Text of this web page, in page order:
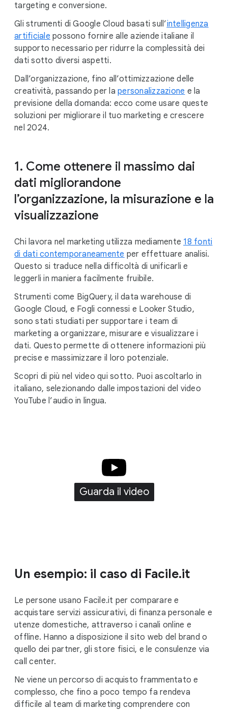
targeting e conversione.
Gli strumenti di Google Cloud basati sull’intelligenza
artificiale possono fornire alle aziende italiane il
supporto necessario per ridurre la complessità dei
dati sotto diversi aspetti.
Dall’organizzazione, fino all’ottimizzazione delle
creatività, passando per la personalizzazione e la
previsione della domanda: ecco come usare queste
soluzioni per migliorare il tuo marketing e crescere
nel 2024.
1. Come ottenere il massimo dai
dati migliorandone
l’organizzazione, la misurazione e la
visualizzazione
Chi lavora nel marketing utilizza mediamente 18 fonti
di dati contemporaneamente per effettuare analisi.
Questo si traduce nella difficoltà di unificarli e
leggerli in maniera facilmente fruibile.
Strumenti come BigQuery, il data warehouse di
Google Cloud, e Fogli connessi e Looker Studio,
sono stati studiati per supportare i team di
marketing a organizzare, misurare e visualizzare i
dati. Questo permette di ottenere informazioni più
precise e massimizzare il loro potenziale.
Scopri di più nel video qui sotto. Puoi ascoltarlo in
italiano, selezionando dalle impostazioni del video
YouTube l’audio in lingua.
Guarda il video
Un esempio: il caso di Facile.it
Le persone usano Facile.it per comparare e
acquistare servizi assicurativi, di finanza personale e
utenze domestiche, attraverso i canali online e
offline. Hanno a disposizione il sito web del brand o
quello dei partner, gli store fisici, e le consulenze via
call center.
Ne viene un percorso di acquisto frammentato e
complesso, che fino a poco tempo fa rendeva
difficile al team di marketing comprendere con